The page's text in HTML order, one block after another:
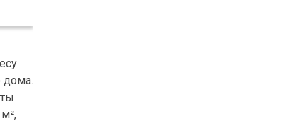
дома.